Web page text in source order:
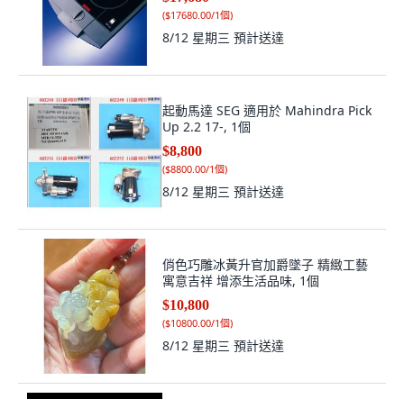
($17680.00/1個)
8/12 星期三 預計送達
起動馬達 SEG 適用於 Mahindra Pick
Up 2.2 17-, 1個
$8,800
($8800.00/1個)
8/12 星期三 預計送達
俏色巧雕冰黃升官加爵墜子 精緻工藝
寓意吉祥 增添生活品味, 1個
$10,800
($10800.00/1個)
8/12 星期三 預計送達